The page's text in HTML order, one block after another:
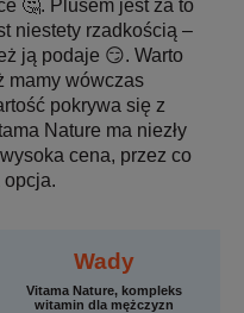
🤔. Plusem jest za to
niestety rzadkością –
ją podaje 😏. Warto
mamy wówczas
pokrywa się z
Nature ma niezły
cena, przez co
opcja.
Wady
Vitama Nature, kompleks
witamin dla mężczyzn